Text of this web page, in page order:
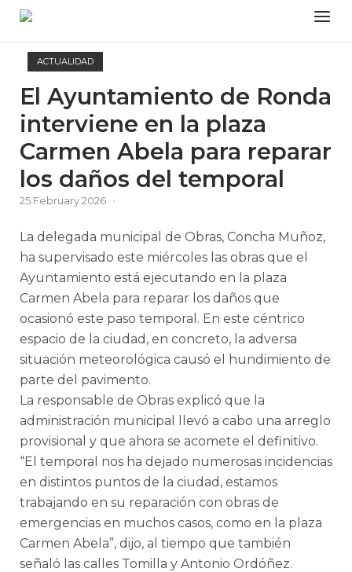
Skip
content
Menu
ACTUALIDAD
El Ayuntamiento de Ronda
interviene en la plaza
Carmen Abela para reparar
los daños del temporal
25 February 2026
La delegada municipal de Obras, Concha Muñoz,
ha supervisado este miércoles las obras que el
Ayuntamiento está ejecutando en la plaza
Carmen Abela para reparar los daños que
ocasionó este paso temporal. En este céntrico
espacio de la ciudad, en concreto, la adversa
situación meteorológica causó el hundimiento de
parte del pavimento.
La responsable de Obras explicó que la
administración municipal llevó a cabo una arreglo
provisional y que ahora se acomete el definitivo.
“El temporal nos ha dejado numerosas incidencias
en distintos puntos de la ciudad, estamos
trabajando en su reparación con obras de
emergencias en muchos casos, como en la plaza
Carmen Abela”, dijo, al tiempo que también
señaló las calles Tomilla y Antonio Ordóñez.